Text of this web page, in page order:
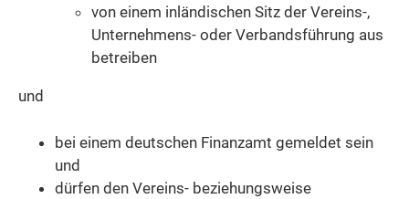
von einem inländischen Sitz der Vereins-,
Unternehmens- oder Verbandsführung aus
betreiben
und
bei einem deutschen Finanzamt gemeldet sein
und
dürfen den Vereins- beziehungsweise